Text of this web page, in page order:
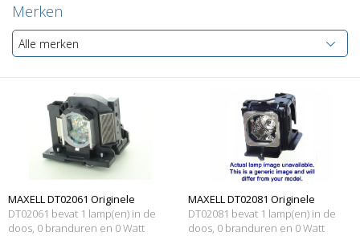
Merken
Alle merken
MAXELL DT02061 Originele
lampmodule
DT02061 bevat 1 lamp(en) in de
doos, 0 branduren en 0 Watt
MAXELL DT02081 Originele
lampmodule
DT02081 bevat 1 lamp(en) in de
doos, 0 branduren en 0 Watt